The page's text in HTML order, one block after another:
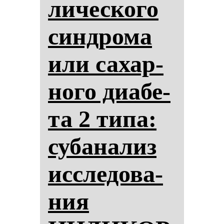
ли­чес­ко­го
син­дро­ма
или са­хар­
но­го ди­абе­
та 2 ти­па:
су­ба­на­лиз
ис­сле­до­ва­
ния